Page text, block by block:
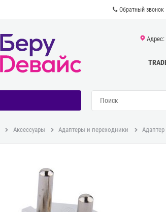
Обратный звонок
Адрес:
Аксессуары Адаптеры и переходники